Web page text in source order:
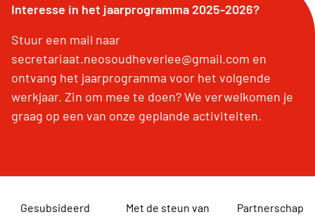
Interesse in het jaarprogramma 2025-2026?
Stuur een mail naar
secretariaat.neosoudheverlee@gmail.com en
ontvang het jaarprogramma voor het volgende
werkjaar. Zin om mee te doen? We verwelkomen je
graag op een van onze geplande activiteiten.
Gesubsideerd Met de steun van Partnerschap